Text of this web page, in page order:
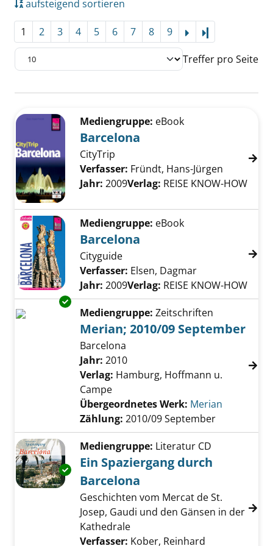
aufsteigend sortieren
1 2 3 4 5 6 7 8 9
Treffer pro Seite
Zu den Suchfiltern springen
Mediengruppe: eBook
Barcelona
CityTrip
Verfasser: Fründt, Hans-Jürgen
Jahr: 2009Verlag: REISE KNOW-HOW
Mediengruppe: eBook
Barcelona
Cityguide
Verfasser: Elsen, Dagmar
Jahr: 2009Verlag: REISE KNOW-HOW
Exemplar-Details von Merian; 2010/09
Mediengruppe: Zeitschriften
Merian; 2010/09 September
Barcelona
Suche nach diesem Verfasser
Jahr: 2010
Verlag: Hamburg, Hoffmann u.
Campe
Übergeordnetes Werk: Merian
Zählung: 2010/09 September
Exemplar-Details von Ein Spaziergang durch
Mediengruppe: Literatur CD
Ein Spaziergang durch
Barcelona
Geschichten vom Mercat de St.
Josep, Gaudi und den Gänsen in der
Kathedrale
Verfasser: Kober, Reinhard